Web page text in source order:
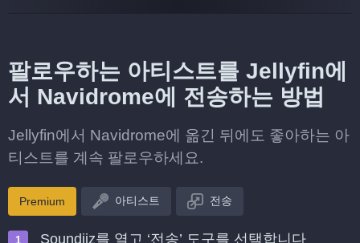
팔로우하는 아티스트를 Jellyfin에
서 Navidrome에 전송하는 방법
Jellyfin에서 Navidrome에 옮긴 뒤에도 좋아하는 아
티스트를 계속 팔로우하세요.
Premium 아티스트 전송
Soundiiz를 열고 ‘전송’ 도구를 선택합니다